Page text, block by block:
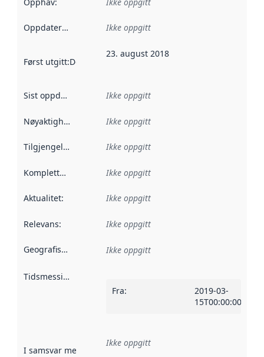
Oppdateringsfrekvens :
Ikke oppgitt
Først utgitt:Denne datoen sier når dataene i dette
23. august 2018
Sist oppdatert Ikke oppgitt
Nøyaktighet Ikke oppgitt
Tilgjengelighet Ikke oppgitt
Kompletthet Ikke oppgitt
Aktualitet: Ikke oppgitt
Relevans: Ikke oppgitt
Geografisk avgrensning :
Ikke oppgitt
Tidsmessig avgrensning
Fra:
2019-03-
15T00:00:00Z
I samsvar med Referanse til en implementasjonsregel
Ikke oppgitt